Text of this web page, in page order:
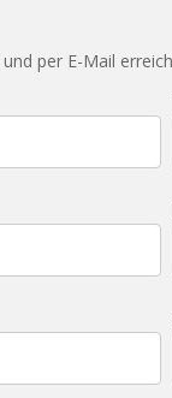
per E-Mail